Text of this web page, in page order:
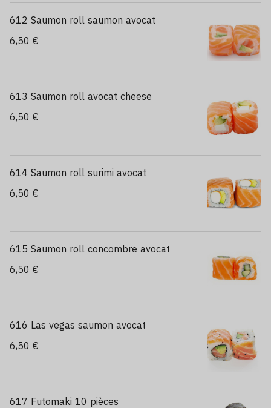
612 Saumon roll saumon avocat
6,50 €
613 Saumon roll avocat cheese
6,50 €
614 Saumon roll surimi avocat
6,50 €
615 Saumon roll concombre avocat
6,50 €
616 Las vegas saumon avocat
6,50 €
617 Futomaki 10 pièces